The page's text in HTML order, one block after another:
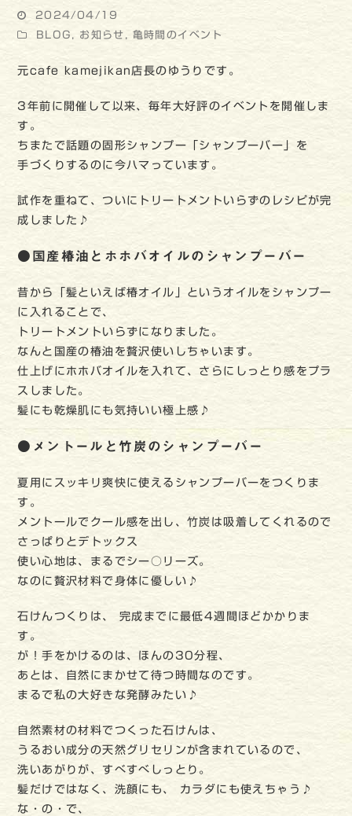
2024/04/19
BLOG , お知らせ , 亀時間のイベント
元cafe kamejikan店長のゆうりです。
3年前に開催して以来、毎年大好評のイベントを開催しま
す。
ちまたで話題の固形シャンプー「シャンプーバー」を
手づくりするのに今ハマっています。
試作を重ねて、ついにトリートメントいらずのレシピが完
成しました♪
●国産椿油とホホバオイルのシャンプーバー
昔から「髪といえば椿オイル」というオイルをシャンプー
に入れることで、
トリートメントいらずになりました。
なんと国産の椿油を贅沢使いしちゃいます。
仕上げにホホバオイルを入れて、さらにしっとり感をプラ
スしました。
髪にも乾燥肌にも気持いい極上感♪
●メントールと竹炭のシャンプーバー
夏用にスッキリ爽快に使えるシャンプーバーをつくりま
す。
メントールでクール感を出し、竹炭は吸着してくれるので
さっぱりとデトックス
使い心地は、まるでシー○リーズ。
なのに贅沢材料で身体に優しい♪
石けんつくりは、 完成までに最低4週間ほどかかりま
す。
が！手をかけるのは、ほんの30分程、
あとは、自然にまかせて待つ時間なのです。
まるで私の大好きな発酵みたい♪
自然素材の材料でつくった石けんは、
うるおい成分の天然グリセリンが含まれているので、
洗いあがりが、すべすべしっとり。
髪だけではなく、洗顔にも、 カラダにも使えちゃう♪
な・の・で、